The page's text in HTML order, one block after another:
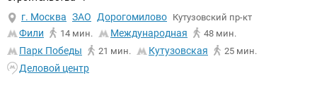
г. Москва ЗАО Дорогомилово Кутузовский пр-кт
Фили 14 мин. Международная 48 мин.
Парк Победы 21 мин. Кутузовская 25 мин.
Деловой центр